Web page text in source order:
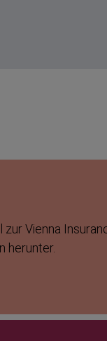
Vienna
herunter.